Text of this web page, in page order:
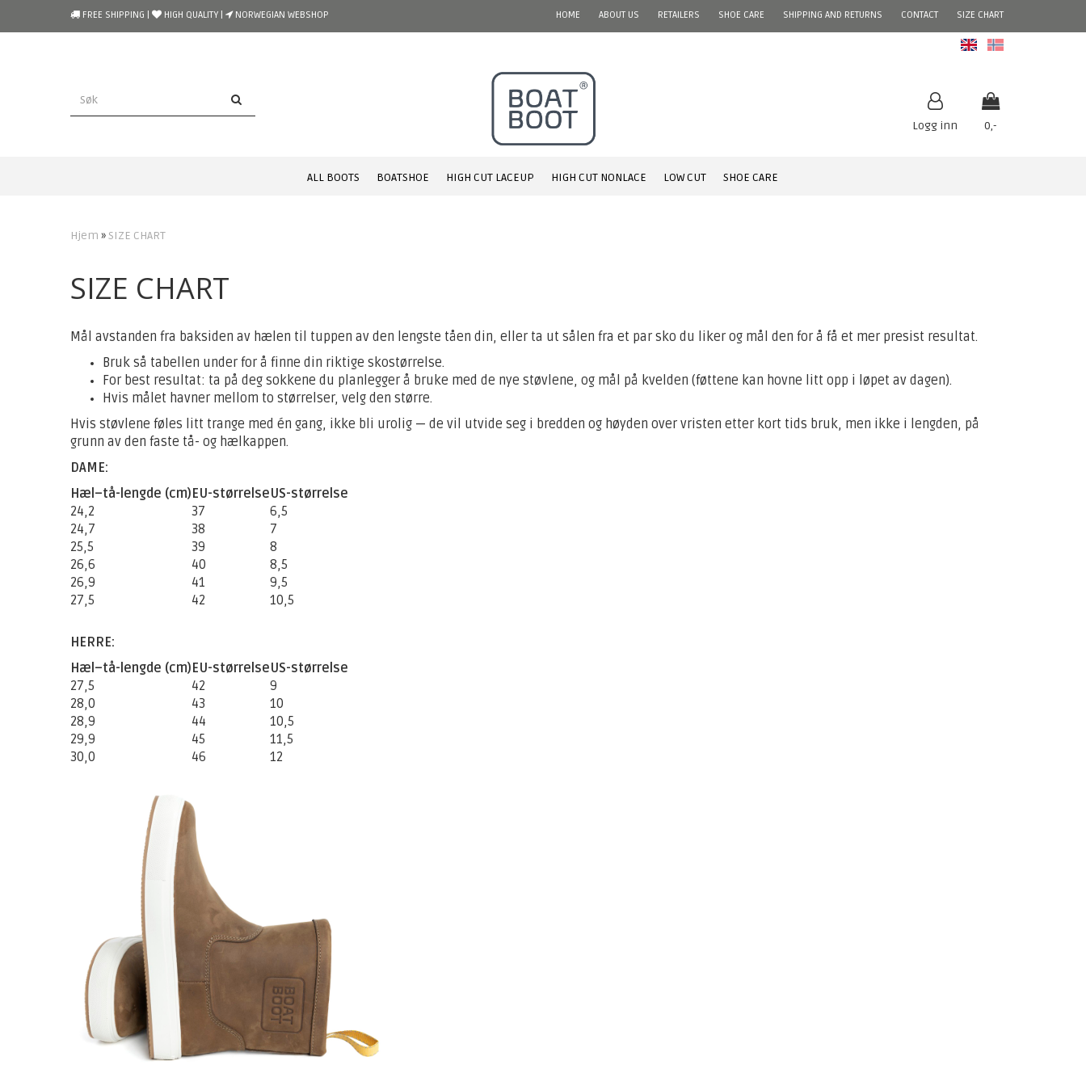
FREE SHIPPING | HIGH QUALITY | NORWEGIAN WEBSHOP HOME ABOUT US RETAILERS SHOE CARE SHIPPING AND RETURNS CONTACT SIZE CHART
Logg inn 0,-
ALL BOOTS BOATSHOE HIGH CUT LACEUP HIGH CUT NONLACE LOW CUT SHOE CARE
Hjem »SIZE CHART
SIZE CHART
Mål avstanden fra baksiden av hælen til tuppen av den lengste tåen din, eller ta ut sålen fra et par sko du liker og mål den for å få et mer presist resultat.
Bruk så tabellen under for å finne din riktige skostørrelse.
For best resultat: ta på deg sokkene du planlegger å bruke med de nye støvlene, og mål på kvelden (føttene kan hovne litt opp i løpet av dagen).
Hvis målet havner mellom to størrelser, velg den større.
Hvis støvlene føles litt trange med én gang, ikke bli urolig — de vil utvide seg i bredden og høyden over vristen etter kort tids bruk, men ikke i lengden, på
grunn av den faste tå- og hælkappen.
DAME:
Hæl–tå-lengde (cm)EU-størrelseUS-størrelse
24,2
37
6,5
24,7
38
7
25,5
39
8
26,6
40
8,5
26,9
41
9,5
27,5
42 10,5
HERRE:
Hæl–tå-lengde (cm)EU-størrelseUS-størrelse
27,5
42
9
28,0
43
10
28,9
44
10,5
29,9
45
11,5
30,0
46 12